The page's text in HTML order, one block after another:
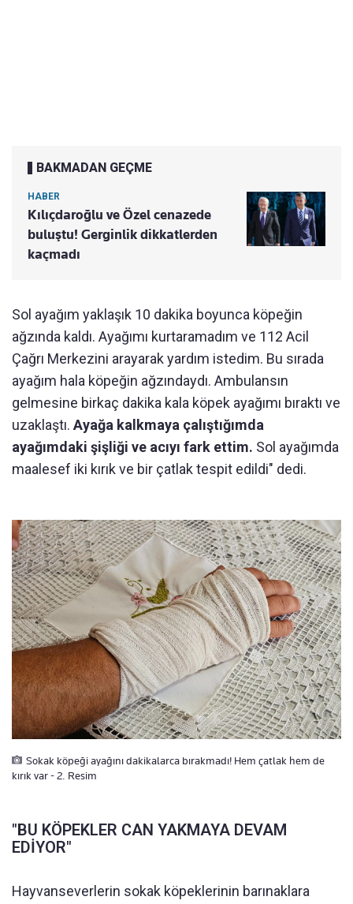
BAKMADAN GEÇME
HABER
Kılıçdaroğlu ve Özel cenazede
buluştu! Gerginlik dikkatlerden
kaçmadı
Sol ayağım yaklaşık 10 dakika boyunca köpeğin
ağzında kaldı. Ayağımı kurtaramadım ve 112 Acil
Çağrı Merkezini arayarak yardım istedim. Bu sırada
ayağım hala köpeğin ağzındaydı. Ambulansın
gelmesine birkaç dakika kala köpek ayağımı bıraktı ve
uzaklaştı. Ayağa kalkmaya çalıştığımda
ayağımdaki şişliği ve acıyı fark ettim. Sol ayağımda
maalesef iki kırık ve bir çatlak tespit edildi" dedi.
Sokak köpeği ayağını dakikalarca bırakmadı! Hem çatlak hem de
kırık var - 2. Resim
"BU KÖPEKLER CAN YAKMAYA DEVAM
EDİYOR"
Hayvanseverlerin sokak köpeklerinin barınaklara